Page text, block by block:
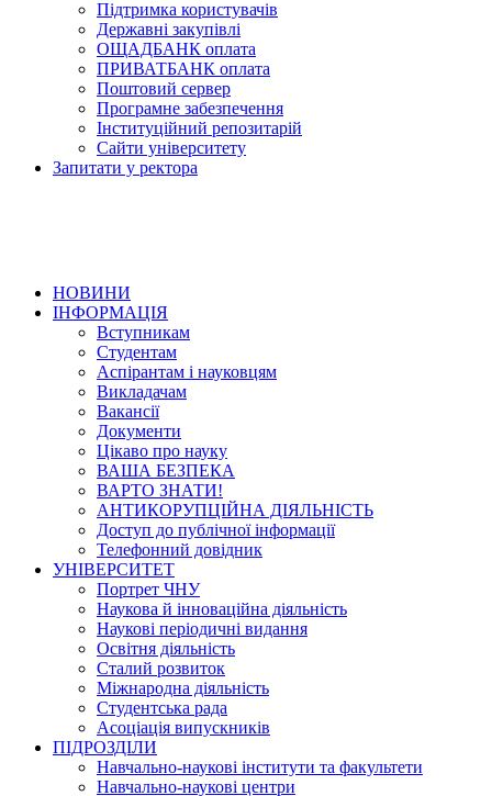
Підтримка користувачів
Державні закупівлі
ОЩАДБАНК оплата
ПРИВАТБАНК оплата
Поштовий сервер
Програмне забезпечення
Інституційний репозитарій
Сайти університету
Запитати у ректора
НОВИНИ
ІНФОРМАЦІЯ
Вступникам
Студентам
Аспірантам і науковцям
Викладачам
Вакансії
Документи
Цікаво про науку
ВАША БЕЗПЕКА
ВАРТО ЗНАТИ!
АНТИКОРУПЦІЙНА ДІЯЛЬНІСТЬ
Доступ до публічної інформації
Телефонний довідник
УНІВЕРСИТЕТ
Портрет ЧНУ
Наукова й інноваційна діяльність
Наукові періодичні видання
Освітня діяльність
Сталий розвиток
Міжнародна діяльність
Студентська рада
Асоціація випускників
ПІДРОЗДІЛИ
Навчально-наукові інститути та факультети
Навчально-наукові центри